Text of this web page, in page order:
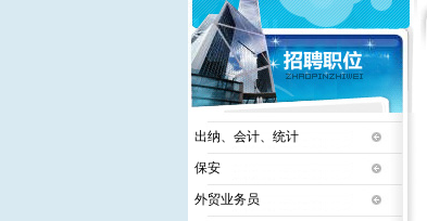
出纳、会计、统计
保安
外贸业务员